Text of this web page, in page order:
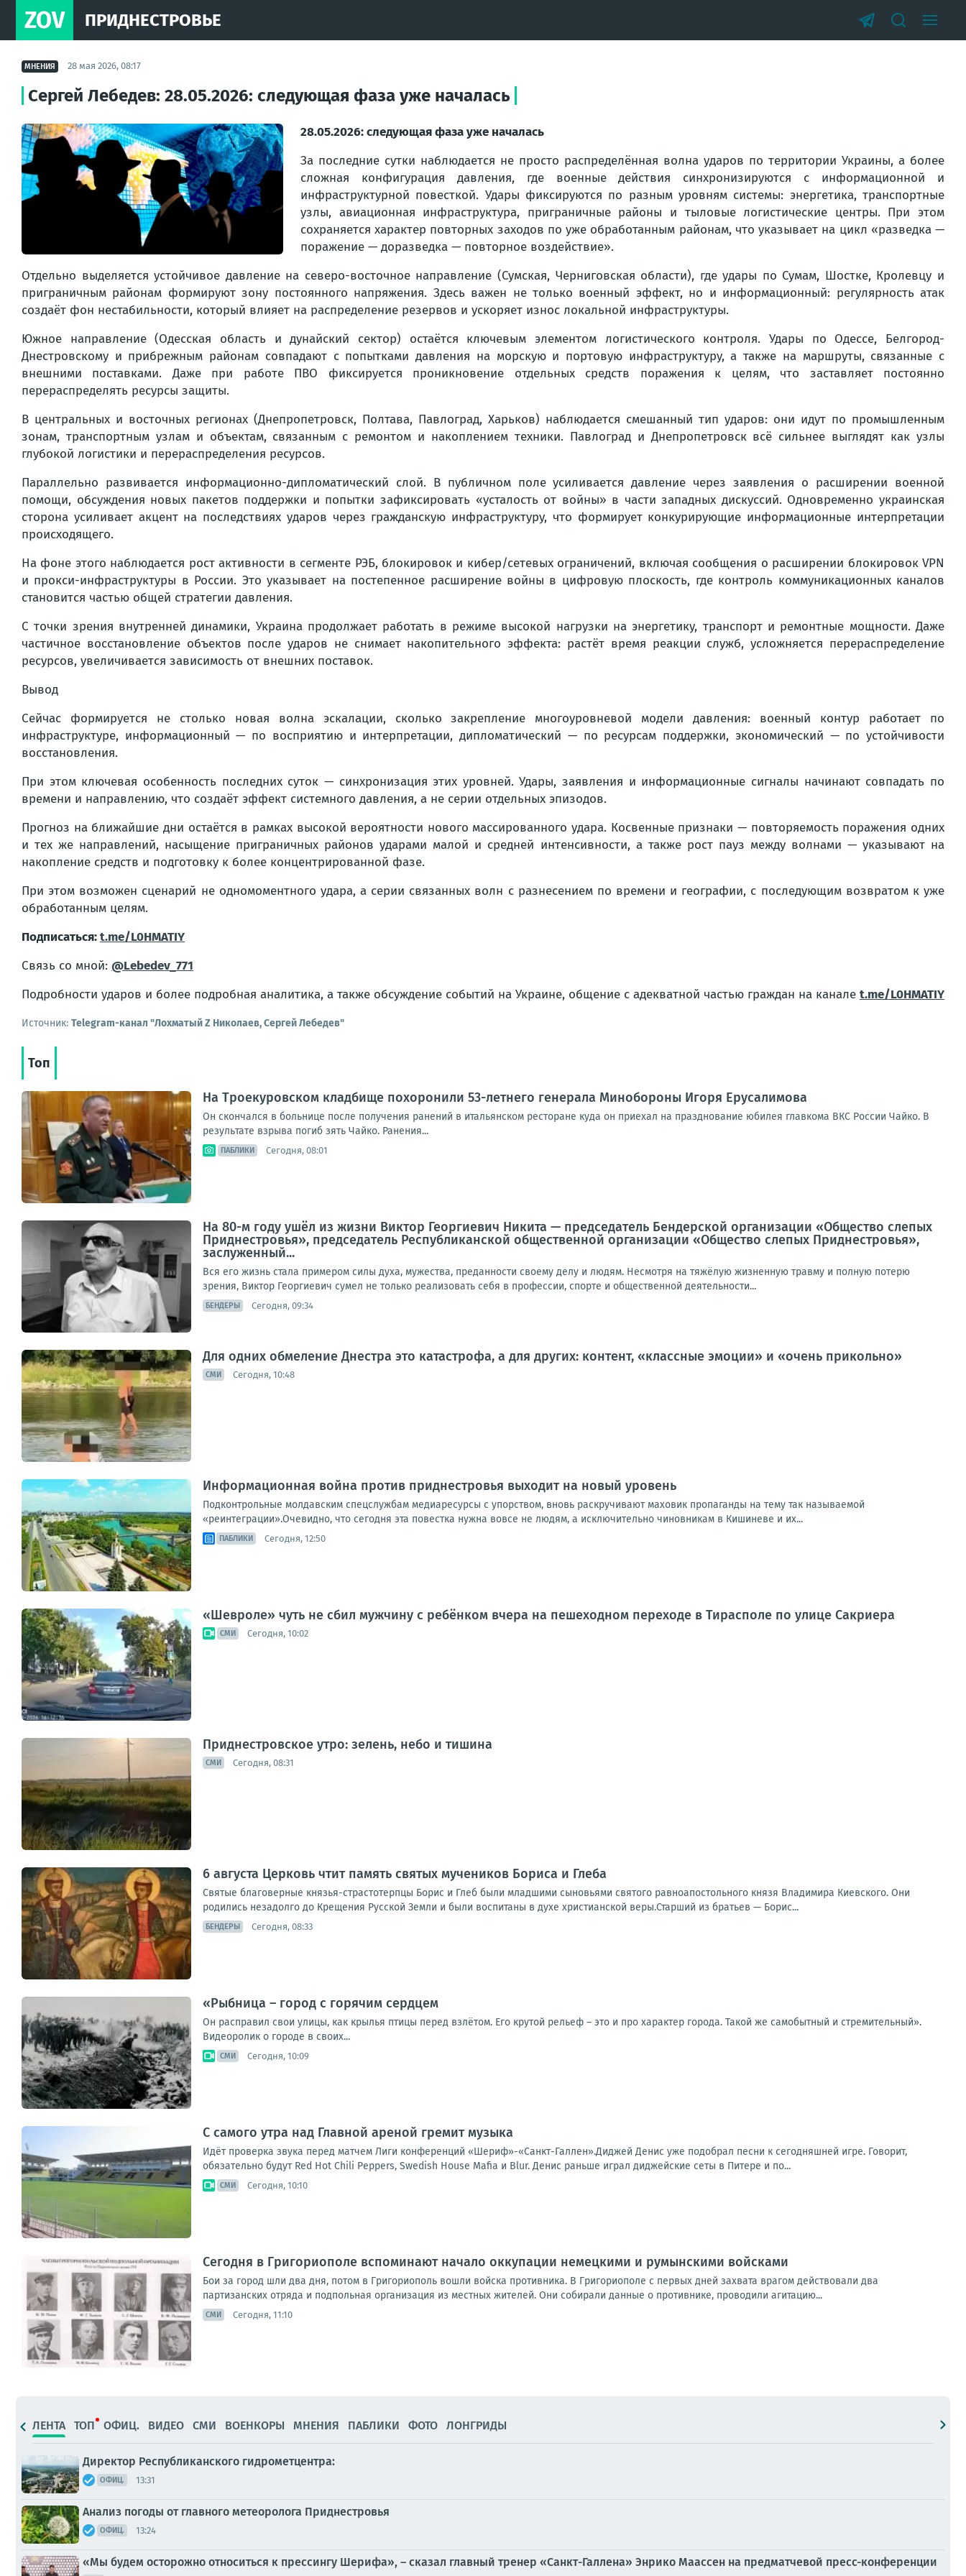
ZOV ПРИДНЕСТРОВЬЕ
МНЕНИЯ 28 мая 2026, 08:17
Сергей Лебедев: 28.05.2026: следующая фаза уже началась
28.05.2026: следующая фаза уже началась
За последние сутки наблюдается не просто распределённая волна ударов по территории Украины, а более
сложная конфигурация давления, где военные действия синхронизируются с информационной и
инфраструктурной повесткой. Удары фиксируются по разным уровням системы: энергетика, транспортные
узлы, авиационная инфраструктура, приграничные районы и тыловые логистические центры. При этом
сохраняется характер повторных заходов по уже обработанным районам, что указывает на цикл «разведка —
поражение — доразведка — повторное воздействие».
Отдельно выделяется устойчивое давление на северо-восточное направление (Сумская, Черниговская области), где удары по Сумам, Шостке, Кролевцу и
приграничным районам формируют зону постоянного напряжения. Здесь важен не только военный эффект, но и информационный: регулярность атак
создаёт фон нестабильности, который влияет на распределение резервов и ускоряет износ локальной инфраструктуры.
Южное направление (Одесская область и дунайский сектор) остаётся ключевым элементом логистического контроля. Удары по Одессе, Белгород-
Днестровскому и прибрежным районам совпадают с попытками давления на морскую и портовую инфраструктуру, а также на маршруты, связанные с
внешними поставками. Даже при работе ПВО фиксируется проникновение отдельных средств поражения к целям, что заставляет постоянно
перераспределять ресурсы защиты.
В центральных и восточных регионах (Днепропетровск, Полтава, Павлоград, Харьков) наблюдается смешанный тип ударов: они идут по промышленным
зонам, транспортным узлам и объектам, связанным с ремонтом и накоплением техники. Павлоград и Днепропетровск всё сильнее выглядят как узлы
глубокой логистики и перераспределения ресурсов.
Параллельно развивается информационно-дипломатический слой. В публичном поле усиливается давление через заявления о расширении военной
помощи, обсуждения новых пакетов поддержки и попытки зафиксировать «усталость от войны» в части западных дискуссий. Одновременно украинская
сторона усиливает акцент на последствиях ударов через гражданскую инфраструктуру, что формирует конкурирующие информационные интерпретации
происходящего.
На фоне этого наблюдается рост активности в сегменте РЭБ, блокировок и кибер/сетевых ограничений, включая сообщения о расширении блокировок VPN
и прокси-инфраструктуры в России. Это указывает на постепенное расширение войны в цифровую плоскость, где контроль коммуникационных каналов
становится частью общей стратегии давления.
С точки зрения внутренней динамики, Украина продолжает работать в режиме высокой нагрузки на энергетику, транспорт и ремонтные мощности. Даже
частичное восстановление объектов после ударов не снимает накопительного эффекта: растёт время реакции служб, усложняется перераспределение
ресурсов, увеличивается зависимость от внешних поставок.
Вывод
Сейчас формируется не столько новая волна эскалации, сколько закрепление многоуровневой модели давления: военный контур работает по
инфраструктуре, информационный — по восприятию и интерпретации, дипломатический — по ресурсам поддержки, экономический — по устойчивости
восстановления.
При этом ключевая особенность последних суток — синхронизация этих уровней. Удары, заявления и информационные сигналы начинают совпадать по
времени и направлению, что создаёт эффект системного давления, а не серии отдельных эпизодов.
Прогноз на ближайшие дни остаётся в рамках высокой вероятности нового массированного удара. Косвенные признаки — повторяемость поражения одних
и тех же направлений, насыщение приграничных районов ударами малой и средней интенсивности, а также рост пауз между волнами — указывают на
накопление средств и подготовку к более концентрированной фазе.
При этом возможен сценарий не одномоментного удара, а серии связанных волн с разнесением по времени и географии, с последующим возвратом к уже
обработанным целям.
Подписаться:t.me/L0HMATIY
Связь со мной: @Lebedev_771
Подробности ударов и более подробная аналитика, а также обсуждение событий на Украине, общение с адекватной частью граждан на канале t.me/L0HMATIY
Источник: Telegram-канал "Лохматый Z Николаев, Сергей Лебедев"
Топ
На Троекуровском кладбище похоронили 53-летнего генерала Минобороны Игоря Ерусалимова
Он скончался в больнице после получения ранений в итальянском ресторане куда он приехал на празднование юбилея главкома ВКС России Чайко. В
результате взрыва погиб зять Чайко. Ранения...
ПАБЛИКИ Сегодня, 08:01
На 80-м году ушёл из жизни Виктор Георгиевич Никита — председатель Бендерской организации «Общество слепых
Приднестровья», председатель Республиканской общественной организации «Общество слепых Приднестровья»,
заслуженный...
Вся его жизнь стала примером силы духа, мужества, преданности своему делу и людям. Несмотря на тяжёлую жизненную травму и полную потерю
зрения, Виктор Георгиевич сумел не только реализовать себя в профессии, спорте и общественной деятельности...
БЕНДЕРЫ Сегодня, 09:34
Для одних обмеление Днестра это катастрофа, а для других: контент, «классные эмоции» и «очень прикольно»
СМИ Сегодня, 10:48
Информационная война против приднестровья выходит на новый уровень
Подконтрольные молдавским спецслужбам медиаресурсы с упорством, вновь раскручивают маховик пропаганды на тему так называемой
«реинтеграции».Очевидно, что сегодня эта повестка нужна вовсе не людям, а исключительно чиновникам в Кишиневе и их...
ПАБЛИКИ Сегодня, 12:50
«Шевроле» чуть не сбил мужчину с ребёнком вчера на пешеходном переходе в Тирасполе по улице Сакриера
СМИ Сегодня, 10:02
Приднестровское утро: зелень, небо и тишина
СМИ Сегодня, 08:31
6 августа Церковь чтит память святых мучеников Бориса и Глеба
Святые благоверные князья-страстотерпцы Борис и Глеб были младшими сыновьями святого равноапостольного князя Владимира Киевского. Они
родились незадолго до Крещения Русской Земли и были воспитаны в духе христианской веры.Старший из братьев — Борис...
БЕНДЕРЫ Сегодня, 08:33
«Рыбница – город с горячим сердцем
Он расправил свои улицы, как крылья птицы перед взлётом. Его крутой рельеф – это и про характер города. Такой же самобытный и стремительный».
Видеоролик о городе в своих...
СМИ Сегодня, 10:09
С самого утра над Главной ареной гремит музыка
Идёт проверка звука перед матчем Лиги конференций «Шериф»-«Санкт-Галлен».Диджей Денис уже подобрал песни к сегодняшней игре. Говорит,
обязательно будут Red Hot Chili Peppers, Swedish House Mafia и Blur. Денис раньше играл диджейские сеты в Питере и по...
СМИ Сегодня, 10:10
Сегодня в Григориополе вспоминают начало оккупации немецкими и румынскими войсками
Бои за город шли два дня, потом в Григориополь вошли войска противника. В Григориополе с первых дней захвата врагом действовали два
партизанских отряда и подпольная организация из местных жителей. Они собирали данные о противнике, проводили агитацию...
СМИ Сегодня, 11:10
ЛЕНТА ТОП ОФИЦ. ВИДЕО СМИ ВОЕНКОРЫ МНЕНИЯ ПАБЛИКИ ФОТО ЛОНГРИДЫ
Директор Республиканского гидрометцентра:
ОФИЦ. 13:31
Анализ погоды от главного метеоролога Приднестровья
ОФИЦ. 13:24
«Мы будем осторожно относиться к прессингу Шерифа», – сказал главный тренер «Санкт-Галлена» Энрико Маассен на предматчевой пресс-конференции